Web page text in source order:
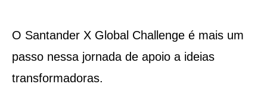
O Santander X Global Challenge é mais um
passo nessa jornada de apoio a ideias
transformadoras.